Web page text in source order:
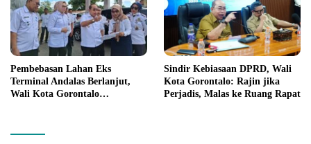
Pembebasan Lahan Eks
Terminal Andalas Berlanjut,
Wali Kota Gorontalo
Sindir Kebiasaan DPRD, Wali
Kota Gorontalo: Rajin jika
Perjadis, Malas ke Ruang Rapat